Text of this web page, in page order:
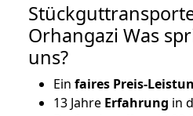
Orhangazi Was
uns?
Ein faires Preis-
13 Jahre Erfahrung in